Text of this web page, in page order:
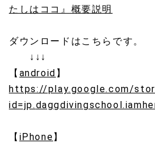
たしはココ』概要説明
ダウンロードはこちらです。
↓↓↓
【 android 】
https://play.google.com/
id=jp.
【 iPhone】